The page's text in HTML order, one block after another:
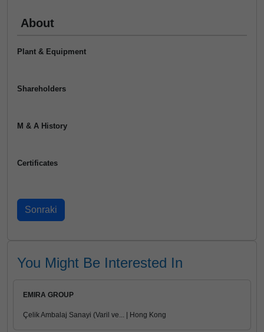
About
Plant & Equipment
Shareholders
M & A History
Certificates
You Might Be Interested In
EMIRA GROUP
Çelik Ambalaj Sanayi (Varil ve... | Hong Kong